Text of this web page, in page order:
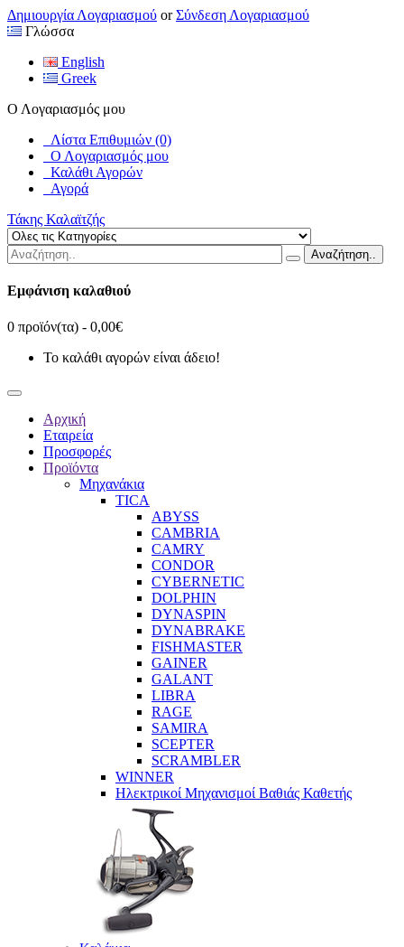
Δημιουργία Λογαριασμού orΣύνδεση Λογαριασμού
Γλώσσα
English
Greek
Ο Λογαριασμός μου
Λίστα Επιθυμιών (0)
Ο Λογαριασμός μου
Καλάθι Αγορών
Αγορά
Τάκης Καλαϊτζής
Αναζήτηση..
Εμφάνιση καλαθιού
0 προϊόν(τα) - 0,00€
Το καλάθι αγορών είναι άδειο!
Αρχική
Εταιρεία
Προσφορές
Προϊόντα
Μηχανάκια
TICA
ABYSS
CAMBRIA
CAMRY
CONDOR
CYBERNETIC
DOLPHIN
DYNASPIN
DYNABRAKE
FISHMASTER
GAINER
GALANT
LIBRA
RAGE
SAMIRA
SCEPTER
SCRAMBLER
WINNER
Ηλεκτρικοί Μηχανισμοί Βαθιάς Καθετής